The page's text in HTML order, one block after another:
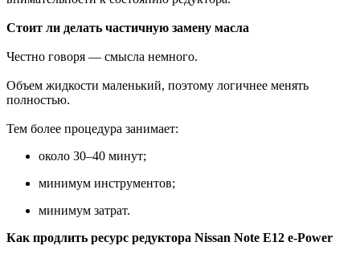
Стоит ли делать частичную замену масла
Честно говоря — смысла немного.
Объем жидкости маленький, поэтому логичнее менять
полностью.
Тем более процедура занимает:
около 30–40 минут;
минимум инструментов;
минимум затрат.
Как продлить ресурс редуктора Nissan Note E12 e-Power